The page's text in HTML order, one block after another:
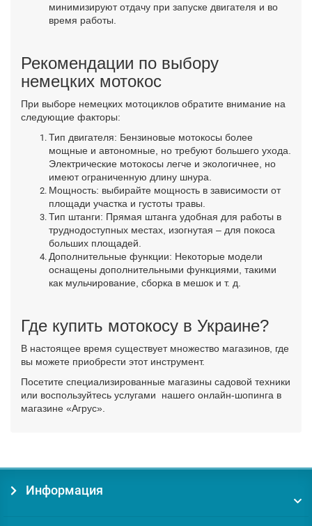
минимизируют отдачу при запуске двигателя и во
время работы.
Рекомендации по выбору
немецких мотокос
При выборе немецких мотоциклов обратите внимание на
следующие факторы:
Тип двигателя: Бензиновые мотокосы более
мощные и автономные, но требуют большего ухода.
Электрические мотокосы легче и экологичнее, но
имеют ограниченную длину шнура.
Мощность: выбирайте мощность в зависимости от
площади участка и густоты травы.
Тип штанги: Прямая штанга удобная для работы в
труднодоступных местах, изогнутая – для покоса
больших площадей.
Дополнительные функции: Некоторые модели
оснащены дополнительными функциями, такими
как мульчирование, сборка в мешок и т. д.
Где купить мотокосу в Украине?
В настоящее время существует множество магазинов, где
вы можете приобрести этот инструмент.
Посетите специализированные магазины садовой техники
или воспользуйтесь услугами
нашего онлайн-шопинга в
магазине «Агрус».
Информация